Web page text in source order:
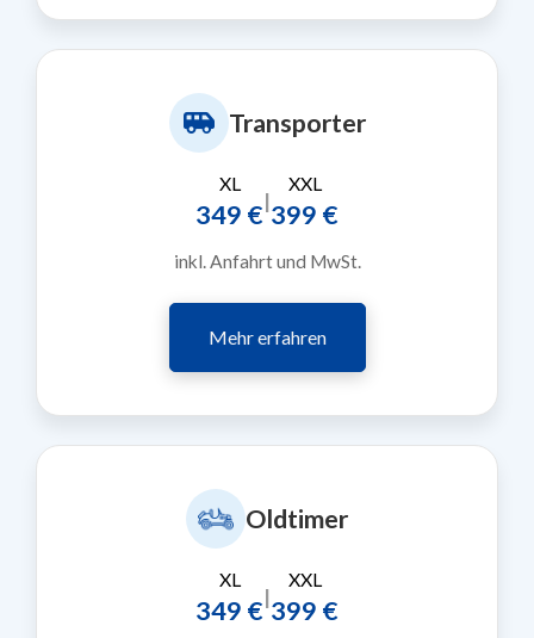
Transporter
XL
349 €|
XXL
399 €
inkl. Anfahrt und MwSt.
Mehr erfahren
Oldtimer
XL
349 €|
XXL
399 €